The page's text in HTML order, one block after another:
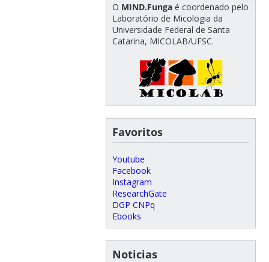
O MIND.Fungaé coordenado pelo
Laboratório de Micologia da
Universidade Federal de Santa
Catarina, MICOLAB/UFSC.
Favoritos
Youtube
Facebook
Instagram
ResearchGate
DGP CNPq
Ebooks
Noticias